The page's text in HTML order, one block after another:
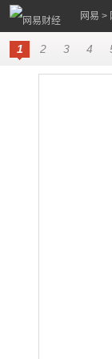
网易 >
1 2 3 4